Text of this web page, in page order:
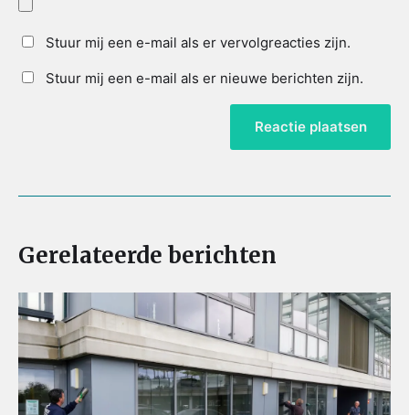
Stuur mij een e-mail als er vervolgreacties zijn.
Stuur mij een e-mail als er nieuwe berichten zijn.
Gerelateerde berichten